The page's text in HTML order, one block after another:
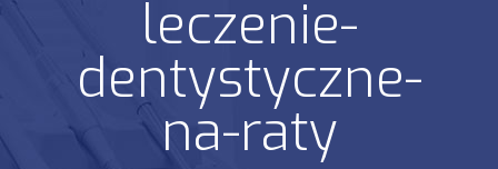
leczenie-
dentystyczne-
na-raty